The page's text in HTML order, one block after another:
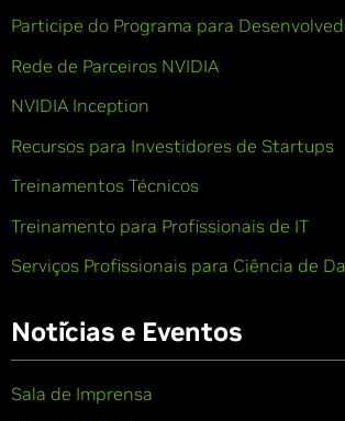
Participe do Programa para
Rede de Parceiros NVIDIA
NVIDIA Inception
Recursos para Investidores de Startups
Treinamentos Técnicos
Treinamento para Profissionais de IT
Serviços Profissionais para Ciência de
Notícias e Eventos
Sala de Imprensa